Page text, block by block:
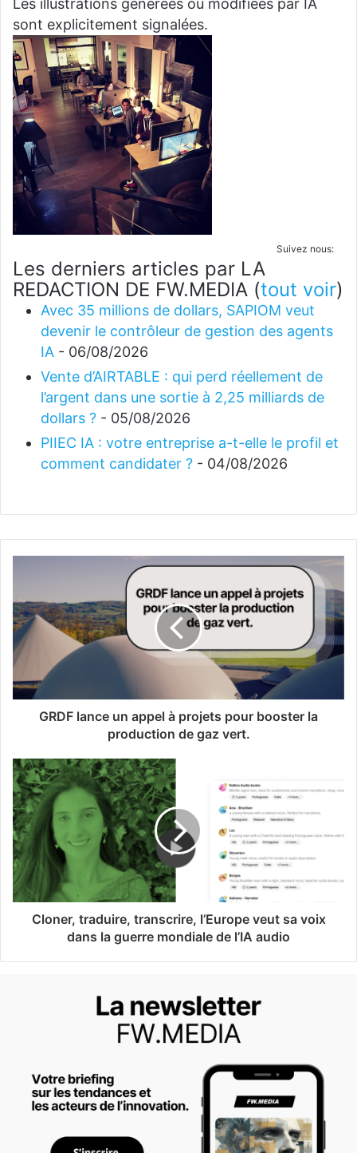
sont explicitement signalées.
Suivez nous:
Les derniers articles par LA
REDACTION DE FW.MEDIA (tout voir)
Avec 35 millions de dollars, SAPIOM veut
devenir le contrôleur de gestion des agents
IA - 06/08/2026
Vente d’AIRTABLE : qui perd réellement de
l’argent dans une sortie à 2,25 milliards de
dollars ? - 05/08/2026
PIIEC IA : votre entreprise a-t-elle le profil et
comment candidater ? - 04/08/2026
GRDF lance un appel à projets pour booster la
production de gaz vert.
Cloner, traduire, transcrire, l’Europe veut sa voix
dans la guerre mondiale de l’IA audio